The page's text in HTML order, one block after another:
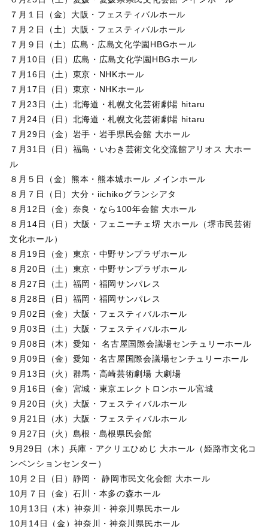
７月１日（金）大阪・フェスティバルホール
７月２日（土）大阪・フェスティバルホール
７月９日（土）広島・広島文化学園HBGホール
７月10日（日）広島・広島文化学園HBGホール
７月16日（土）東京・NHKホール
７月17日（日）東京・NHKホール
７月23日（土）北海道・札幌文化芸術劇場 hitaru
７月24日（日）北海道・札幌文化芸術劇場 hitaru
７月29日（金）岩手・岩手県民会館 大ホール
７月31日（日）福島・いわき芸術文化交流館アリオス 大ホー
ル
８月５日（金）熊本・熊本城ホール メインホール
８月７日（日）大分・iichikoグランシアタ
８月12日（金）奈良・なら100年会館 大ホール
８月14日（日）大阪・フェニーチェ堺 大ホール（堺市民芸術
文化ホール）
８月19日（金）東京・中野サンプラザホール
８月20日（土）東京・中野サンプラザホール
８月27日（土）福岡・福岡サンパレス
８月28日（日）福岡・福岡サンパレス
９月02日（金）大阪・フェスティバルホール
９月03日（土）大阪・フェスティバルホール
９月08日（木）愛知・ 名古屋国際会議場センチュリーホール
９月09日（金）愛知・名古屋国際会議場センチュリーホール
９月13日（火）群馬・高崎芸術劇場 大劇場
９月16日（金）宮城・東京エレクトロンホール宮城
９月20日（火）大阪・フェスティバルホール
９月21日（水）大阪・フェスティバルホール
９月27日（火）島根・島根県民会館
9月29日（木）兵庫・アクリエひめじ 大ホール（姫路市文化コ
ンベンションセンター）
10月２日（日）静岡・ 静岡市民文化会館 大ホール
10月７日（金）石川・本多の森ホール
10月13日（木）神奈川・神奈川県民ホール
10月14日（金）神奈川・神奈川県民ホール